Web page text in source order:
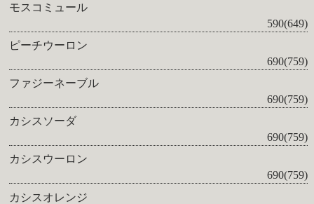
モスコミュール
590(649)
ピーチウーロン
690(759)
ファジーネーブル
690(759)
カシスソーダ
690(759)
カシスウーロン
690(759)
カシスオレンジ